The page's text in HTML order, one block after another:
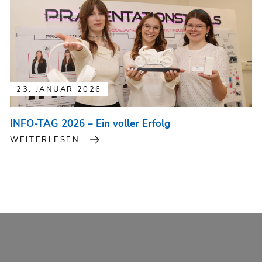
23. JANUAR 2026
INFO-TAG 2026 – Ein voller Erfolg
WEITERLESEN